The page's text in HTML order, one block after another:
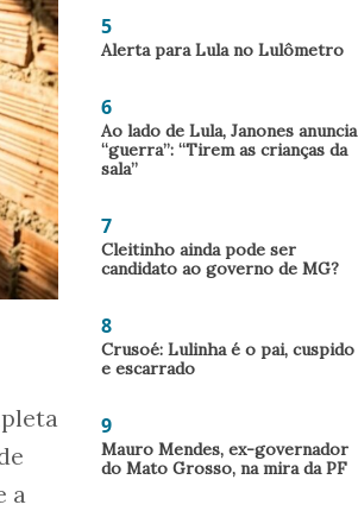
a
5
Alerta para Lula no Lulômetro
6
Ao lado de Lula, Janones anuncia
“guerra”: “Tirem as crianças da
sala”
7
Cleitinho ainda pode ser
candidato ao governo de MG?
8
Crusoé: Lulinha é o pai, cuspido
e escarrado
9
Mauro Mendes, ex-governador
do Mato Grosso, na mira da PF